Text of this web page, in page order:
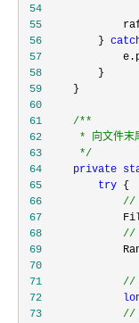
54
55
56
         }
57
58
59
60
61
/**
62
63
*/
64
private
65
try
66
//
67
68
//
69
70
71
//
72
73
//